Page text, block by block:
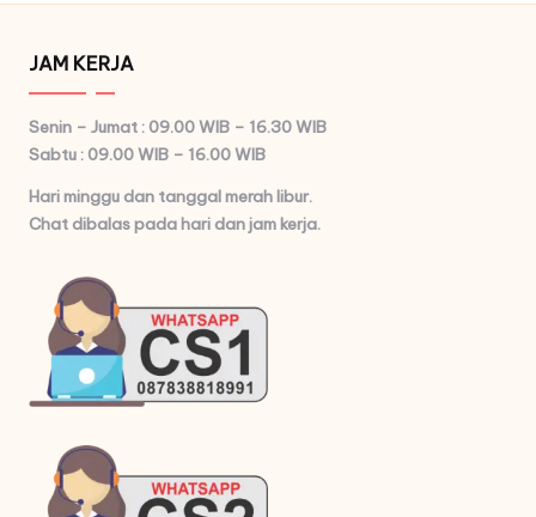
JAM KERJA
Senin – Jumat : 09.00 WIB – 16.30 WIB
Sabtu : 09.00 WIB – 16.00 WIB
Hari minggu dan tanggal merah libur.
Chat dibalas pada hari dan jam kerja.